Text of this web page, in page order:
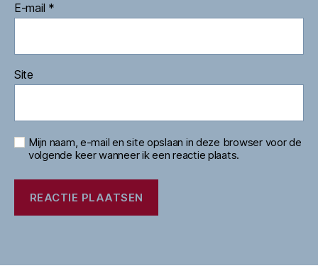
E-mail *
Site
Mijn naam, e-mail en site opslaan in deze browser voor de
volgende keer wanneer ik een reactie plaats.